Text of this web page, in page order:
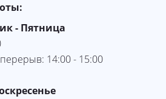
- Пятница
14:00 - 15:00